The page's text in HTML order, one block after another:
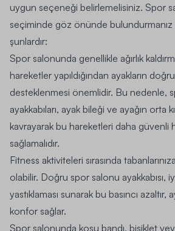
uygun seçeneği belirlemelisiniz. Spor
seçiminde göz önünde
şunlardır:
Spor salonunda genellikle ağırlık
hareketler yapıldığından ayakların
desteklenmesi önemlidir. Bu nedenle,
ayakkabıları, ayak bileği ve ayağın orta
kavrayarak bu hareketleri daha güvenli
sağlamalıdır.
Fitness aktiviteleri sırasında
olabilir. Doğru spor salonu ayakkabısı,
yastıklaması sunarak bu basıncı azaltır,
konfor sağlar.
Spor salonunda koşu bandı, bisiklet